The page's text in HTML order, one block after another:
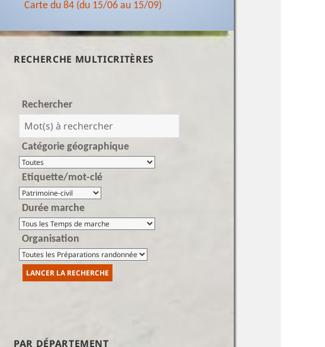
Carte du 84 (du 15/06 au 15/09)
RECHERCHE MULTICRITÈRES
Rechercher
Catégorie géographique
Etiquette/mot-clé
Durée marche
Organisation
PAR DÉPARTEMENT